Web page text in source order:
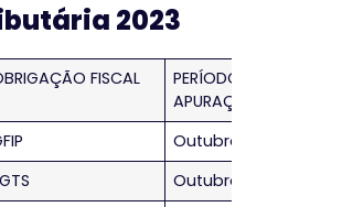
2023
FISCAL
PERÍODO DE
APURAÇÃO
Outubro/2023
Outubro/2023